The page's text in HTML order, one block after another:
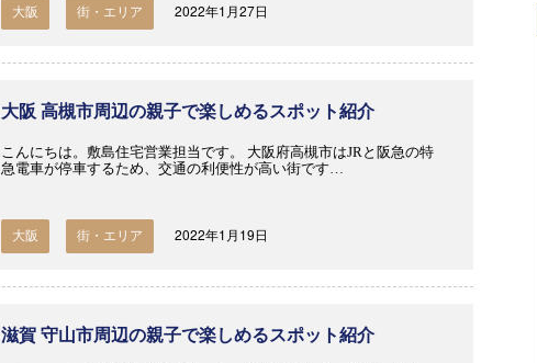
大阪 街・エリア 2022年1月27日
大阪 高槻市周辺の親子で楽しめるスポット紹介
こんにちは。敷島住宅営業担当です。 大阪府高槻市はJRと阪急の特
急電車が停車するため、交通の利便性が高い街です…
大阪 街・エリア 2022年1月19日
滋賀 守山市周辺の親子で楽しめるスポット紹介